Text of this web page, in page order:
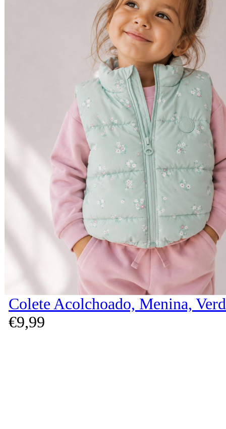
Colete Acolchoado, Menina,
€9,99